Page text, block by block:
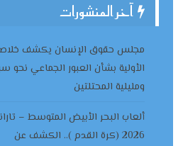
آخر المنشورات
مجلس حقوق الإنسان يكشف
الأولية بشأن العبور الجماعي نحو
ومليلية المحتلتين
ألعاب البحر الأبيض المتوسط –
2026 (كرة القدم ).. الكشف عن